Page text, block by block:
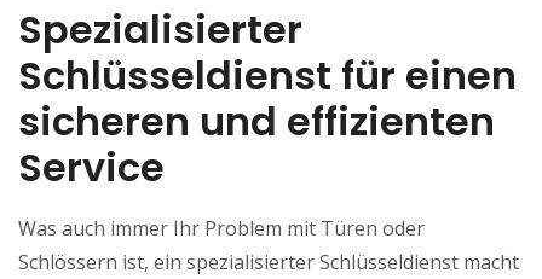
Spezialisierter
Schlüsseldienst für einen
sicheren und effizienten
Service
Was auch immer Ihr Problem mit Türen oder
Schlössern ist, ein spezialisierter Schlüsseldienst macht